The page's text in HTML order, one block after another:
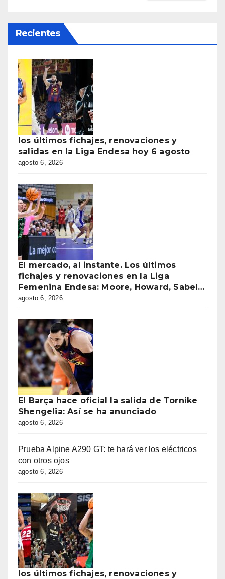
Recientes
los últimos fichajes, renovaciones y
salidas en la Liga Endesa hoy 6 agosto
agosto 6, 2026
El mercado, al instante. Los últimos
fichajes y renovaciones en la Liga
Femenina Endesa: Moore, Howard, Sabel…
agosto 6, 2026
El Barça hace oficial la salida de Tornike
Shengelia: Así se ha anunciado
agosto 6, 2026
Prueba Alpine A290 GT: te hará ver los eléctricos
con otros ojos
agosto 6, 2026
los últimos fichajes, renovaciones y